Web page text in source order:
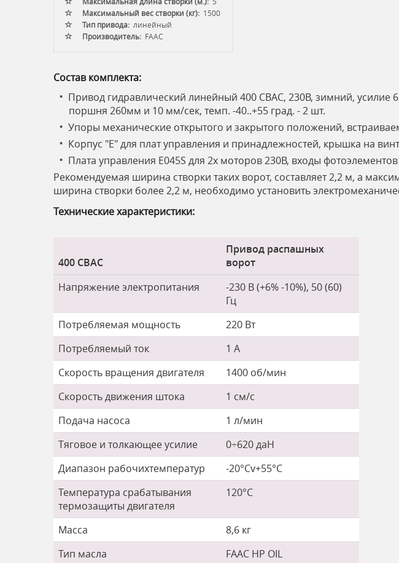
Максимальный вес створки (кг): 1500
Тип привода: линейный
Производитель: FAAC
Состав комплекта:
Привод гидравлический линейный 400 CBAC, 230В, зимний,
поршня 260мм и 10 мм/сек, темп. -40..+55 град. - 2 шт.
Упоры механические открытого и закрытого положений,
Корпус "Е" для плат управления и принадлежностей, крышка на
Плата управления E045S для 2х моторов 230В, входы
Рекомендуемая ширина створки таких ворот, составляет 2,2 м, а
ширина створки более 2,2 м, необходимо установить
Технические характеристики:
400 СВАС
Привод распашных
ворот
Напряжение электропитания
-230 В (+6% -10%), 50 (60)
Гц
Потребляемая мощность
220 Вт
Потребляемый ток
1 А
Скорость вращения двигателя
1400 об/мин
Скорость движения штока
1 см/с
Подача насоса
1 л/мин
Тяговое и толкающее усилие
0÷620 даН
Диапазон рабочихтемператур
-20°Сv+55°С
Температура срабатывания
термозащиты двигателя
120°С
Масса
8,6 кг
Тип масла
FAAC HP OIL